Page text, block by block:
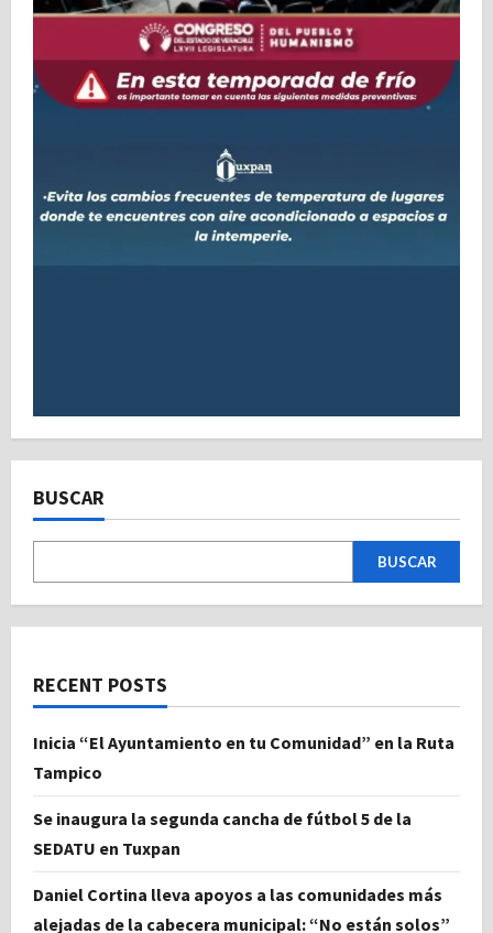
BUSCAR
BUSCAR
RECENT POSTS
Inicia “El Ayuntamiento en tu Comunidad” en la Ruta
Tampico
Se inaugura la segunda cancha de fútbol 5 de la
SEDATU en Tuxpan
Daniel Cortina lleva apoyos a las comunidades más
alejadas de la cabecera municipal: “No están solos”